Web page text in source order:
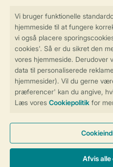
Få en personligt
på
Sikker og hurtig online
Sikker datahåndtering